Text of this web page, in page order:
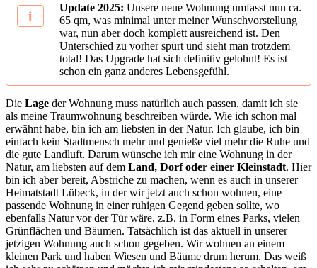
Update 2025: Unsere neue Wohnung umfasst nun ca.
65 qm, was minimal unter meiner Wunschvorstellung
war, nun aber doch komplett ausreichend ist. Den
Unterschied zu vorher spürt und sieht man trotzdem
total! Das Upgrade hat sich definitiv gelohnt! Es ist
schon ein ganz anderes Lebensgefühl.
Die Lage der Wohnung muss natürlich auch passen, damit ich sie
als meine Traumwohnung beschreiben würde. Wie ich schon mal
erwähnt habe, bin ich am liebsten in der Natur. Ich glaube, ich bin
einfach kein Stadtmensch mehr und genieße viel mehr die Ruhe und
die gute Landluft. Darum wünsche ich mir eine Wohnung in der
Natur, am liebsten auf dem Land, Dorf oder einer Kleinstadt. Hier
bin ich aber bereit, Abstriche zu machen, wenn es auch in unserer
Heimatstadt Lübeck, in der wir jetzt auch schon wohnen, eine
passende Wohnung in einer ruhigen Gegend geben sollte, wo
ebenfalls Natur vor der Tür wäre, z.B. in Form eines Parks, vielen
Grünflächen und Bäumen. Tatsächlich ist das aktuell in unserer
jetzigen Wohnung auch schon gegeben. Wir wohnen an einem
kleinen Park und haben Wiesen und Bäume drum herum. Das weiß